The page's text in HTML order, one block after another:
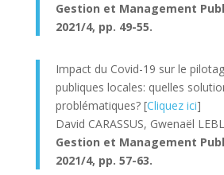
Gestion et Management
2021/4, pp. 49-55.
Impact du Covid-19 sur le
publiques locales: quelles
problématiques? [Cliquez ici]
David CARASSUS, Gwenaël
Gestion et Management
2021/4, pp. 57-63.